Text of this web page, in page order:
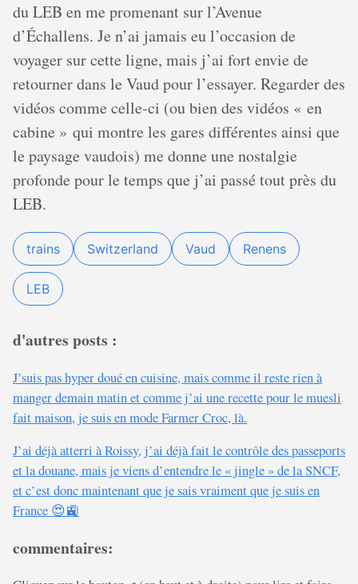
du LEB en me promenant sur l’Avenue
d’Échallens. Je n’ai jamais eu l’occasion de
voyager sur cette ligne, mais j’ai fort envie de
retourner dans le Vaud pour l’essayer. Regarder des
vidéos comme celle-ci (ou bien des vidéos « en
cabine » qui montre les gares différentes ainsi que
le paysage vaudois) me donne une nostalgie
profonde pour le temps que j’ai passé tout près du
LEB.
trains Switzerland Vaud Renens
LEB
d'autres posts :
J’suis pas hyper doué en cuisine, mais comme il reste rien à
manger demain matin et comme j’ai une recette pour le muesli
fait maison, je suis en mode Farmer Croc, là.
J’ai déjà atterri à Roissy, j’ai déjà fait le contrôle des passeports
et la douane, mais je viens d’entendre le « jingle » de la SNCF,
et c’est donc maintenant que je sais vraiment que je suis en
France 😍🚉
commentaires: